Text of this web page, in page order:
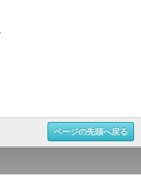
ページの先頭へ戻る